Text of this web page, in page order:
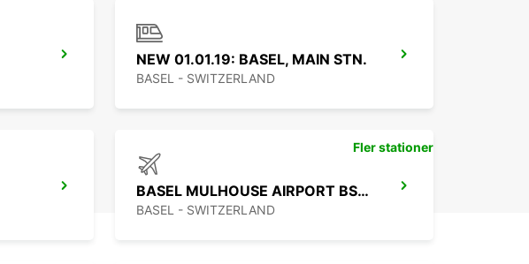
NEW 01.01.19: BASEL, MAIN STN.
BASEL - SWITZERLAND
BASEL MULHOUSE AIRPORT BSL (CH)
BASEL - SWITZERLAND
Fler stationer